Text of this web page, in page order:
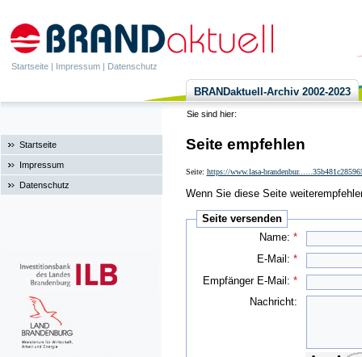
Startseite | Impressum | Datenschutz
BRANDaktuell-Archiv 2002-2023
Sie sind hier:
Startseite
Impressum
Datenschutz
Seite empfehlen
Seite: https://www.lasa-
Wenn Sie diese Seite
Seite versenden
Name:*
E-Mail:*
Empfänger E-Mail:*
Nachricht: